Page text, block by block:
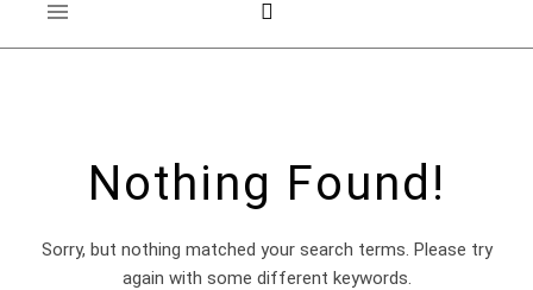
Nothing Found!
Sorry, but nothing matched your search terms. Please try
again with some different keywords.